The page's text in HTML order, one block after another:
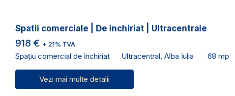
Spatii comerciale | De inchiriat | Ultracentrale
918 € + 21% TVA
Spațiu comercial de închiriat Ultracentral, Alba Iulia 68 mp
Vezi mai multe detalii